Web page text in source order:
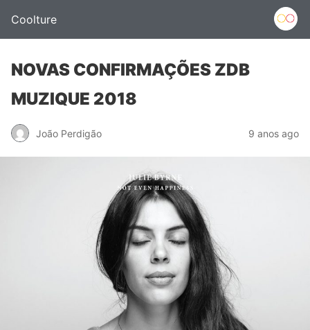
Coolture
NOVAS CONFIRMAÇÕES ZDB
MUZIQUE 2018
João Perdigão 9 anos ago